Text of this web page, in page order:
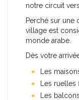
notre circuit
Perché sur une
village est
monde arabe.
Dès votre
Les
Les ruelles
Les